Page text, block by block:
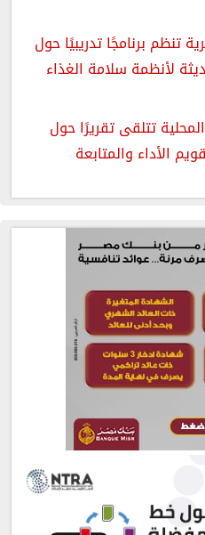
تنظم برنامجًا تدريبيًا حول
لأنظمة سلامة الغذاء
تتلقى تقريرًا حول
الأداء والمتابعة